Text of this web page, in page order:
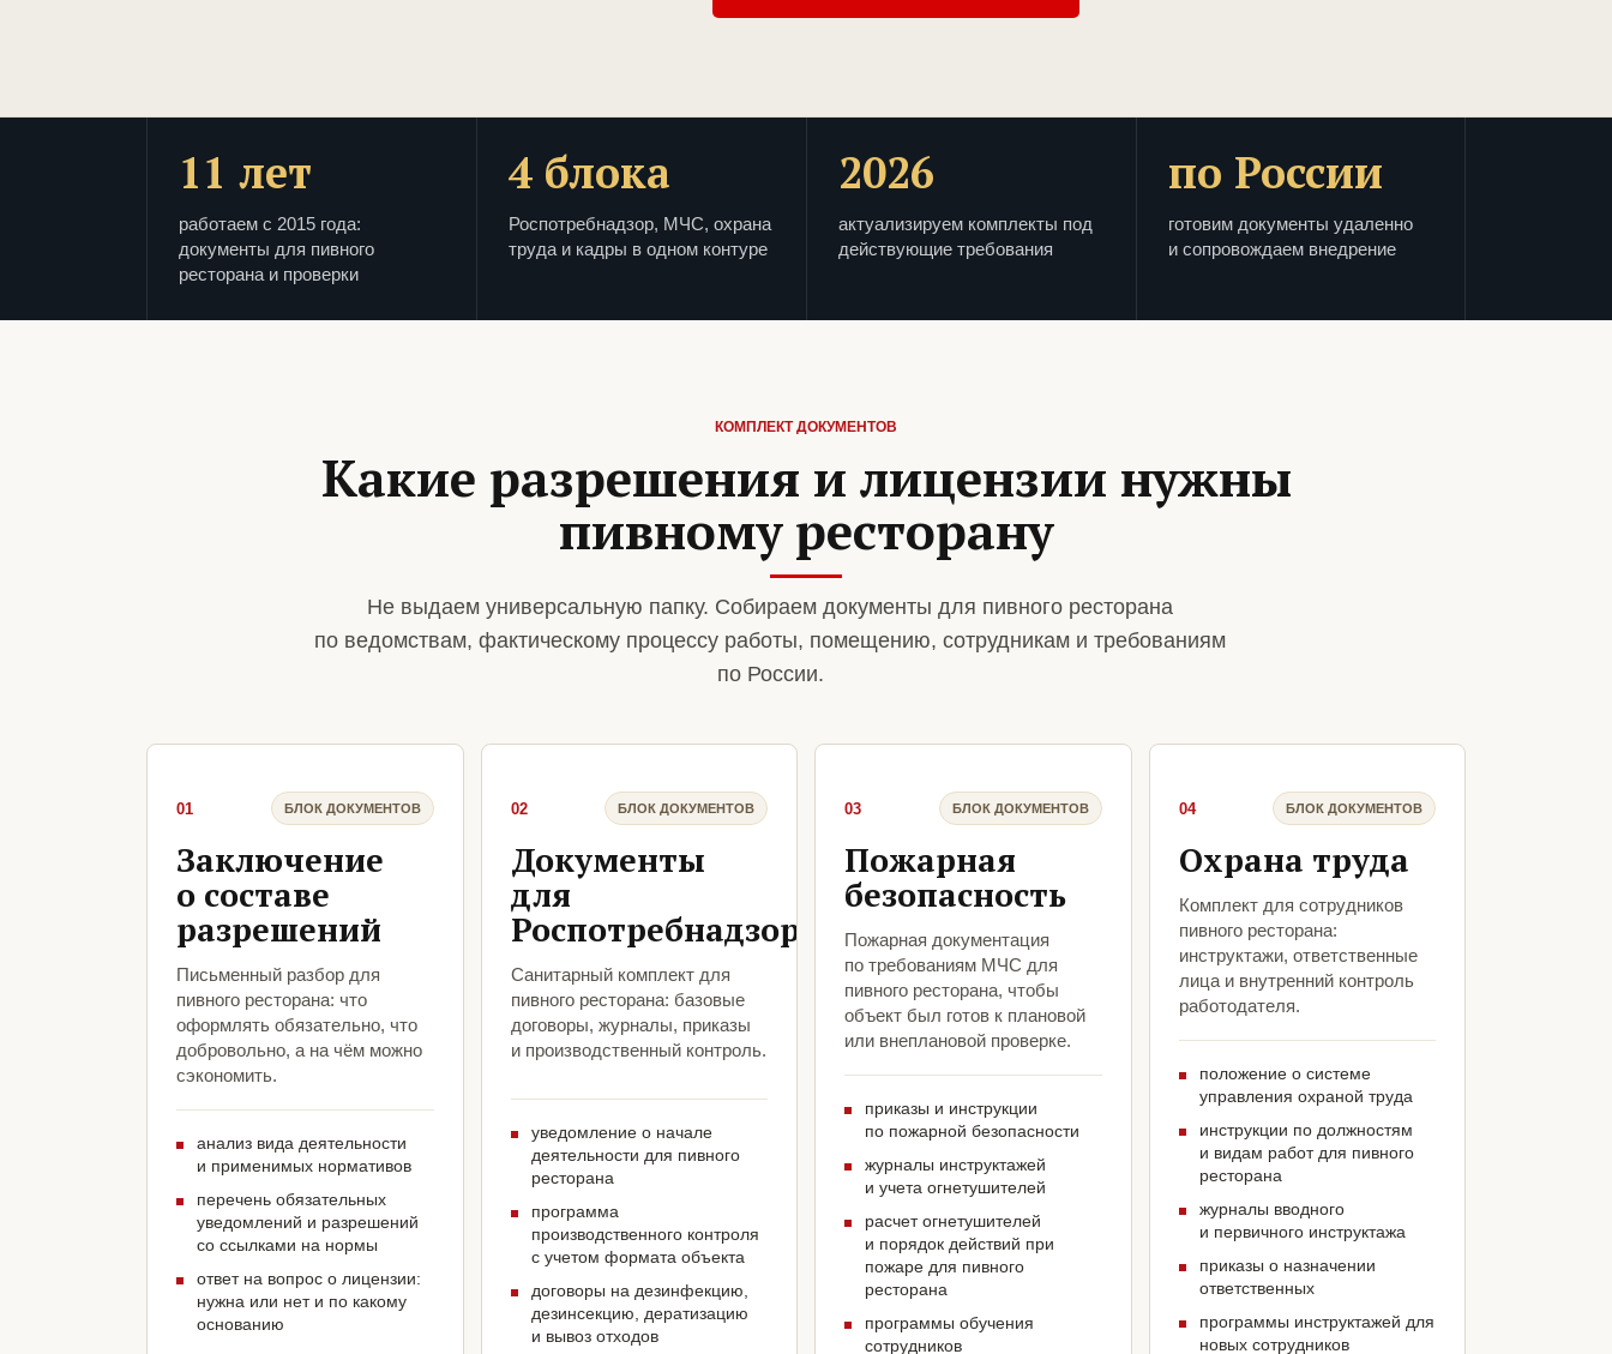
11 лет
работаем с 2015 года:
документы для пивного
ресторана и проверки
4 блока
Роспотребнадзор, МЧС, охрана
труда и кадры в одном контуре
2026
актуализируем комплекты под
действующие требования
по России
готовим документы удаленно
и сопровождаем внедрение
КОМПЛЕКТ ДОКУМЕНТОВ
Какие разрешения и лицензии нужны
пивному ресторану
Не выдаем универсальную папку. Собираем документы для пивного ресторана
по ведомствам, фактическому процессу работы, помещению, сотрудникам и требованиям
по России.
01 БЛОК ДОКУМЕНТОВ
Заключение
о составе
разрешений
Письменный разбор для
пивного ресторана: что
оформлять обязательно, что
добровольно, а на чём можно
сэкономить.
анализ вида деятельности
и применимых нормативов
перечень обязательных
уведомлений и разрешений
со ссылками на нормы
ответ на вопрос о лицензии:
нужна или нет и по какому
основанию
02 БЛОК ДОКУМЕНТОВ
Документы
для
Роспотребнадзора
Санитарный комплект для
пивного ресторана: базовые
договоры, журналы, приказы
и производственный контроль.
уведомление о начале
деятельности для пивного
ресторана
программа
производственного контроля
с учетом формата объекта
договоры на дезинфекцию,
дезинсекцию, дератизацию
и вывоз отходов
03 БЛОК ДОКУМЕНТОВ
Пожарная
безопасность
Пожарная документация
по требованиям МЧС для
пивного ресторана, чтобы
объект был готов к плановой
или внеплановой проверке.
приказы и инструкции
по пожарной безопасности
журналы инструктажей
и учета огнетушителей
расчет огнетушителей
и порядок действий при
пожаре для пивного
ресторана
программы обучения
сотрудников
04 БЛОК ДОКУМЕНТОВ
Охрана труда
Комплект для сотрудников
пивного ресторана:
инструктажи, ответственные
лица и внутренний контроль
работодателя.
положение о системе
управления охраной труда
инструкции по должностям
и видам работ для пивного
ресторана
журналы вводного
и первичного инструктажа
приказы о назначении
ответственных
программы инструктажей для
новых сотрудников